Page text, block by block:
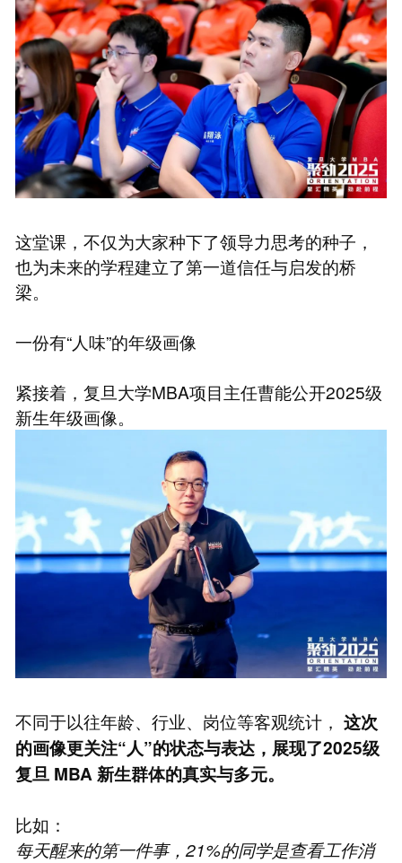
这堂课，不仅为大家种下了领导力思考的种子，
也为未来的学程建立了第一道信任与启发的桥
梁。
一份有“人味”的年级画像
紧接着，复旦大学MBA项目主任曹能公开2025级
新生年级画像。
不同于以往年龄、行业、岗位等客观统计， 这次
的画像更关注“人”的状态与表达，展现了2025级
复旦 MBA新生群体的真实与多元。
比如：
每天醒来的第一件事，21%的同学是查看工作消